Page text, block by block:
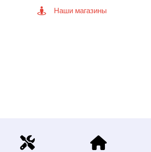
Наши магазины